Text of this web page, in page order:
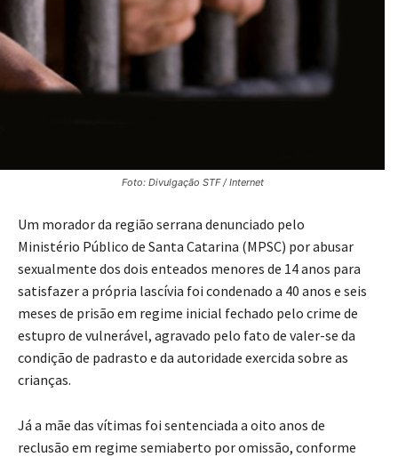
Foto: Divulgação STF / Internet
Um morador da região serrana denunciado pelo
Ministério Público de Santa Catarina (MPSC) por abusar
sexualmente dos dois enteados menores de 14 anos para
satisfazer a própria lascívia foi condenado a 40 anos e seis
meses de prisão em regime inicial fechado pelo crime de
estupro de vulnerável, agravado pelo fato de valer-se da
condição de padrasto e da autoridade exercida sobre as
crianças.
Já a mãe das vítimas foi sentenciada a oito anos de
reclusão em regime semiaberto por omissão, conforme